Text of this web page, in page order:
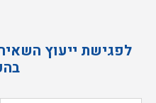
לפגישת ייעוץ